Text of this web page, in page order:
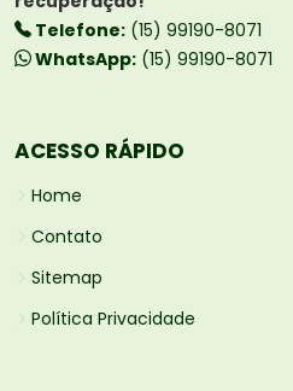
Telefone: (15) 99190-8071
WhatsApp: (15) 99190-8071
ACESSO RÁPIDO
Home
Contato
Sitemap
Política Privacidade